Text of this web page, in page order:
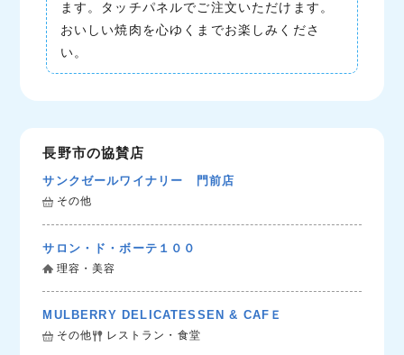
ます。タッチパネルでご注文いただけます。
おいしい焼肉を心ゆくまでお楽しみくださ
い。
長野市の協賛店
サンクゼールワイナリー 門前店
その他
サロン・ド・ボーテ１００
理容・美容
MULBERRY DELICATESSEN & CAFＥ
その他 レストラン・食堂